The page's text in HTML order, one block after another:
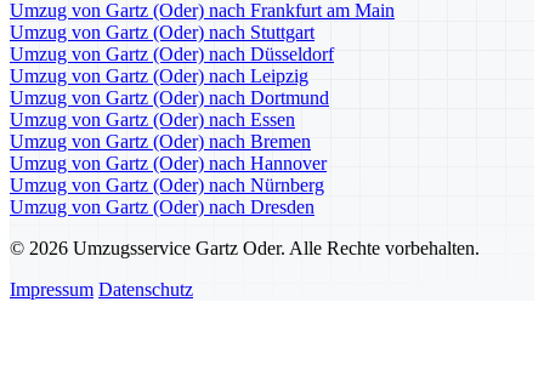
Umzug von Gartz (Oder) nach Frankfurt am Main
Umzug von Gartz (Oder) nach Stuttgart
Umzug von Gartz (Oder) nach Düsseldorf
Umzug von Gartz (Oder) nach Leipzig
Umzug von Gartz (Oder) nach Dortmund
Umzug von Gartz (Oder) nach Essen
Umzug von Gartz (Oder) nach Bremen
Umzug von Gartz (Oder) nach Hannover
Umzug von Gartz (Oder) nach Nürnberg
Umzug von Gartz (Oder) nach Dresden
© 2026 Umzugsservice Gartz Oder. Alle Rechte vorbehalten.
Impressum Datenschutz